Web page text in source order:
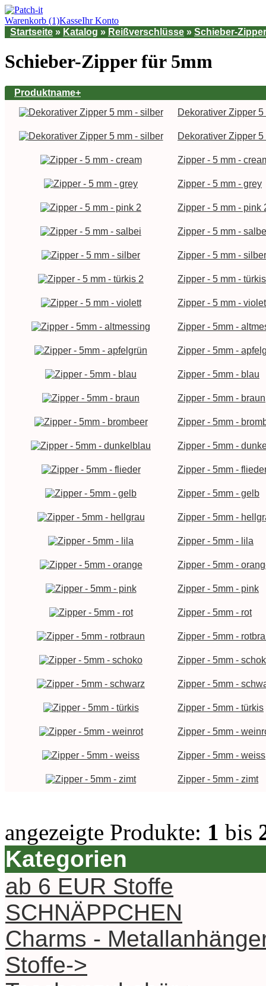
Warenkorb (1)KasseIhr Konto
Startseite » Katalog » Reißverschlüsse » Schieber-
Schieber-Zipper für 5mm
Produktname+
Dekorativer Zipper
Dekorativer Zipper
Zipper - 5 mm -
Zipper - 5 mm - grey
Zipper - 5 mm - pink
Zipper - 5 mm -
Zipper - 5 mm - silber
Zipper - 5 mm -
Zipper - 5 mm -
Zipper - 5mm -
Zipper - 5mm -
Zipper - 5mm - blau
Zipper - 5mm - braun
Zipper - 5mm -
Zipper - 5mm -
Zipper - 5mm -
Zipper - 5mm - gelb
Zipper - 5mm -
Zipper - 5mm - lila
Zipper - 5mm -
Zipper - 5mm - pink
Zipper - 5mm - rot
Zipper - 5mm -
Zipper - 5mm -
Zipper - 5mm -
Zipper - 5mm - türkis
Zipper - 5mm -
Zipper - 5mm - weiss
Zipper - 5mm - zimt
angezeigte Produkte: 1 bis
Kategorien
ab 6 EUR Stoffe
SCHNÄPPCHEN
Charms -
Stoffe->